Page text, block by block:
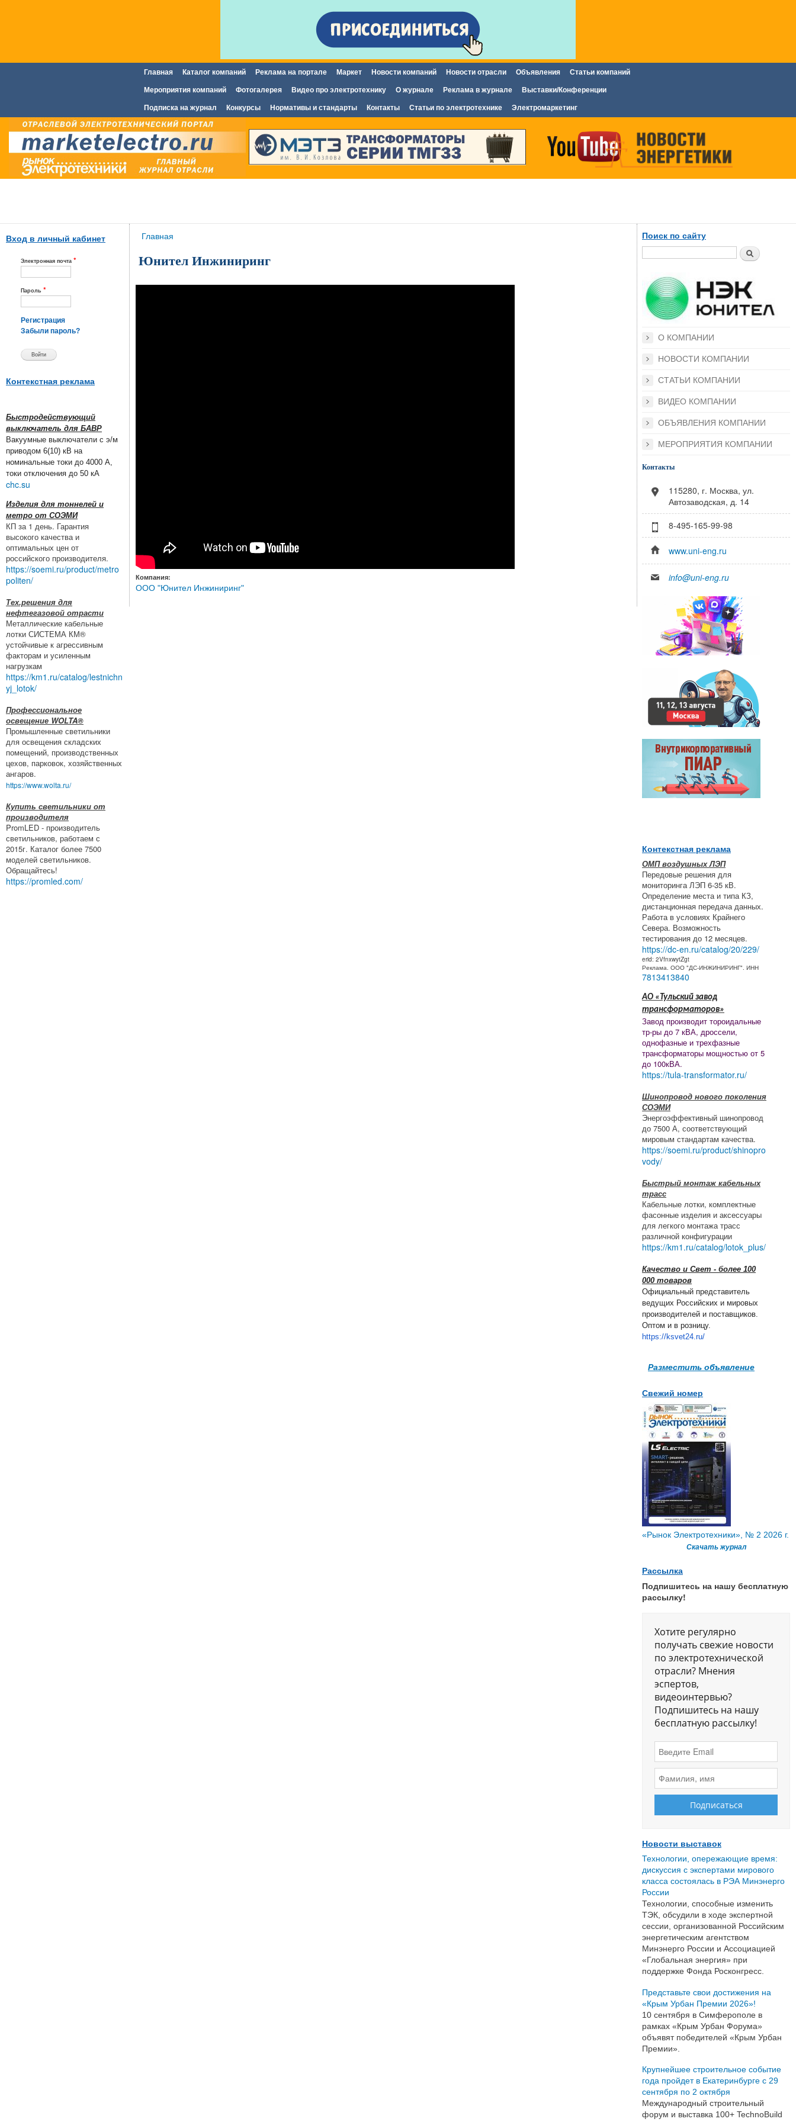
содержанию
Главное меню
Главная Каталог компаний Реклама на портале Маркет Новости компаний Новости отрасли Объявления Статьи компаний
Мероприятия компаний Фотогалерея Видео про электротехнику О журнале Реклама в журнале Выставки/Конференции
Подписка на журнал Конкурсы Нормативы и стандарты Контакты Статьи по электротехнике Электромаркетинг
Вход в личный кабинет
Электронная почта *
Пароль *
Регистрация
Забыли пароль?
Контекстная реклама
Быстродействующий
выключатель для БАВР
Вакуумные выключатели с э/м
приводом 6(10) кВ на
номинальные токи до 4000 А,
токи отключения до 50 кА
chc.su
Изделия для тоннелей и
метро от СОЭМИ
КП за 1 день. Гарантия
высокого качества и
оптимальных цен от
российского производителя.
https://soemi.ru/product/metro
politen/
Тех.решения для
нефтегазовой отрасти
Металлические кабельные
лотки СИСТЕМА КМ®
устойчивые к агрессивным
факторам и усиленным
нагрузкам
https://km1.ru/catalog/lestnichn
yj_lotok/
Профессиональное
освещение WOLTA®
Промышленные светильники
для освещения складских
помещений, производственных
цехов, парковок, хозяйственных
ангаров.
https://www.wolta.ru/
Купить светильники от
производителя
PromLED - производитель
светильников, работаем с
2015г. Каталог более 7500
моделей светильников.
Обращайтесь!
https://promled.com/
Вы здесь
Главная
Юнител Инжиниринг
Компания:
ООО "Юнител Инжиниринг"
Поиск по сайту
Поиск
О КОМПАНИИ
НОВОСТИ КОМПАНИИ
СТАТЬИ КОМПАНИИ
ВИДЕО КОМПАНИИ
ОБЪЯВЛЕНИЯ КОМПАНИИ
МЕРОПРИЯТИЯ КОМПАНИИ
Контакты
115280, г. Москва, ул.
Автозаводская, д. 14
8-495-165-99-98
www.uni-eng.ru
info@uni-eng.ru
Контекстная реклама
ОМП воздушных ЛЭП
Передовые решения для
мониторинга ЛЭП 6-35 кВ.
Определение места и типа КЗ,
дистанционная передача данных.
Работа в условиях Крайнего
Севера. Возможность
тестирования до 12 месяцев.
https://dc-en.ru/catalog/20/229/
erid: 2VfnxwytZgt
Реклама. ООО "ДС-ИНЖИНИРИНГ". ИНН
7813413840
АО «Тульский завод
трансформаторов»
Завод производит тороидальные
тр-ры до 7 кВА, дроссели,
однофазные и трехфазные
трансформаторы мощностью от 5
до 100кВА.
https://tula-transformator.ru/
Шинопровод нового поколения
СОЭМИ
Энергоэффективный шинопровод
до 7500 А, соответствующий
мировым стандартам качества.
https://soemi.ru/product/shinopro
vody/
Быстрый монтаж кабельных
трасс
Кабельные лотки, комплектные
фасонные изделия и аксессуары
для легкого монтажа трасс
различной конфигурации
https://km1.ru/catalog/lotok_plus/
Качество и Свет - более 100
000 товаров
Официальный представитель
ведущих Российских и мировых
производителей и поставщиков.
Оптом и в розницу.
https://ksvet24.ru/
Разместить объявление
Свежий номер
«Рынок Электротехники», № 2 2026 г.
Скачать журнал
Рассылка
Подпишитесь на нашу бесплатную
рассылку!
Хотите регулярно
получать свежие новости
по электротехнической
отрасли? Мнения
эспертов,
видеоинтервью?
Подпишитесь на нашу
бесплатную рассылку!
Новости выставок
Технологии, опережающие время:
дискуссия с экспертами мирового
класса состоялась в РЭА Минэнерго
России
Технологии, способные изменить
ТЭК, обсудили в ходе экспертной
сессии, организованной Российским
энергетическим агентством
Минэнерго России и Ассоциацией
«Глобальная энергия» при
поддержке Фонда Росконгресс.
Представьте свои достижения на
«Крым Урбан Премии 2026»!
10 сентября в Симферополе в
рамках «Крым Урбан Форума»
объявят победителей «Крым Урбан
Премии».
Крупнейшее строительное событие
года пройдет в Екатеринбурге с 29
сентября по 2 октября
Международный строительный
форум и выставка 100+ TechnoBuild